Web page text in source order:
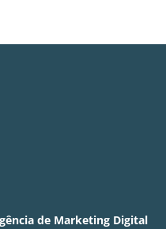
de Marketing Digital